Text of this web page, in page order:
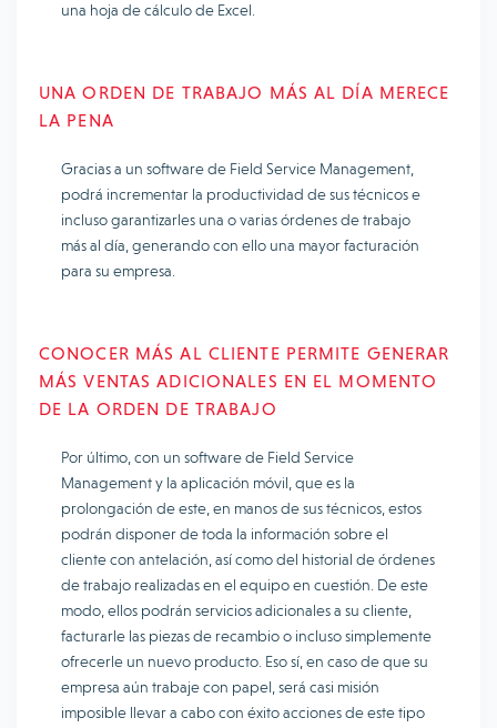
una hoja de cálculo de Excel.
UNA ORDEN DE TRABAJO MÁS AL DÍA MERECE
LA PENA
Gracias a un software de Field Service Management,
podrá incrementar la productividad de sus técnicos e
incluso garantizarles una o varias órdenes de trabajo
más al día, generando con ello una mayor facturación
para su empresa.
CONOCER MÁS AL CLIENTE PERMITE GENERAR
MÁS VENTAS ADICIONALES EN EL MOMENTO
DE LA ORDEN DE TRABAJO
Por último, con un software de Field Service
Management y la aplicación móvil, que es la
prolongación de este, en manos de sus técnicos, estos
podrán disponer de toda la información sobre el
cliente con antelación, así como del historial de órdenes
de trabajo realizadas en el equipo en cuestión. De este
modo, ellos podrán servicios adicionales a su cliente,
facturarle las piezas de recambio o incluso simplemente
ofrecerle un nuevo producto. Eso sí, en caso de que su
empresa aún trabaje con papel, será casi misión
imposible llevar a cabo con éxito acciones de este tipo